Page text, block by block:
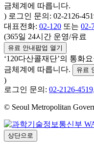
금체계에 따릅니다.
) 로그인 문의: 02-2126-
대표전화: 02-120 또는 02-
(365일 24시간 운영/유료
유료 안내팝업 열기
‘120다산콜재단’의 통화
금체계에 따릅니다.
유료
)
로그인 문의: 02-2126-
© Seoul Metropolitan
상단으로